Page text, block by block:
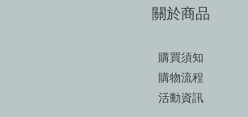
關於商品
購買須知
購物流程
活動資訊